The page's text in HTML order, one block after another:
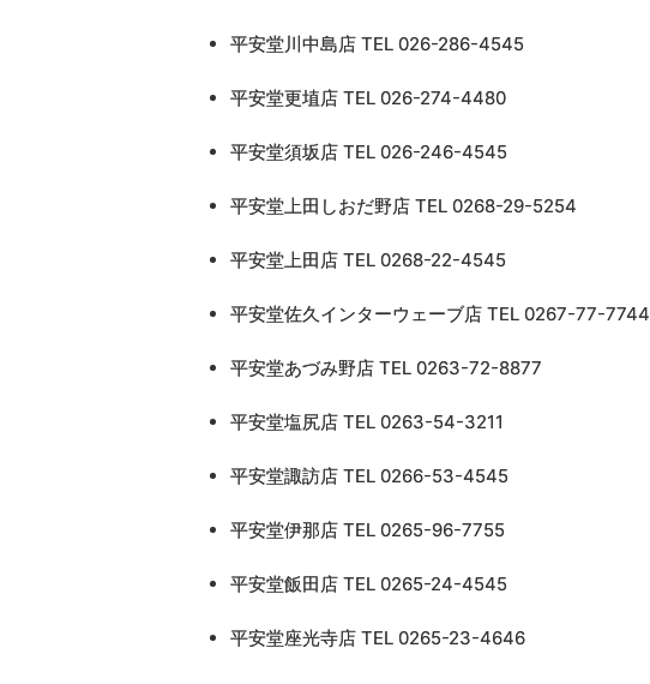
平安堂川中島店 TEL 026-286-4545
平安堂更埴店 TEL 026-274-4480
平安堂須坂店 TEL 026-246-4545
平安堂上田しおだ野店 TEL 0268-29-5254
平安堂上田店 TEL 0268-22-4545
平安堂佐久インターウェーブ店 TEL 0267-77-7744
平安堂あづみ野店 TEL 0263-72-8877
平安堂塩尻店 TEL 0263-54-3211
平安堂諏訪店 TEL 0266-53-4545
平安堂伊那店 TEL 0265-96-7755
平安堂飯田店 TEL 0265-24-4545
平安堂座光寺店 TEL 0265-23-4646